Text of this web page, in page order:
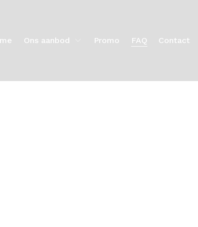
Ons aanbod Promo FAQ Contact